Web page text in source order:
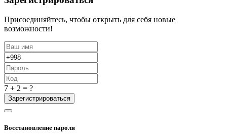
Присоединяйтесь, чтобы открыть для себя новые
возможности!
7 + 2 = ?
Зарегистрироваться
Восстановление пароля